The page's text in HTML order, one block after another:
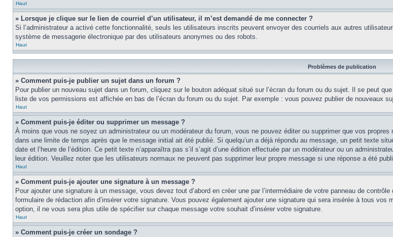
Haut
» Lorsque je clique sur le lien de courriel d’un utilisateur, il m’est demandé de me connecter ?
Si l’administrateur a activé cette fonctionnalité, seuls les utilisateurs inscrits peuvent envoyer des courriels aux autres
système de messagerie électronique par des utilisateurs anonymes ou des robots.
Haut
Problèmes de publication
» Comment puis-je publier un sujet dans un forum ?
Pour publier un nouveau sujet dans un forum, cliquez sur le bouton adéquat situé sur l’écran du forum ou du sujet. Il se peut
liste de vos permissions est affichée en bas de l’écran du forum ou du sujet. Par exemple : vous pouvez publier de nouveaux
Haut
» Comment puis-je éditer ou supprimer un message ?
À moins que vous ne soyez un administrateur ou un modérateur du forum, vous ne pouvez éditer ou supprimer que vos
dans une limite de temps après que le message initial ait été publié. Si quelqu’un a déjà répondu au message, un petit texte
date et l’heure de l’édition. Ce petit texte n’apparaîtra pas s’il s’agit d’une édition effectuée par un modérateur ou un
leur édition. Veuillez noter que les utilisateurs normaux ne peuvent pas supprimer leur propre message si une réponse a été
Haut
» Comment puis-je ajouter une signature à un message ?
Pour ajouter une signature à un message, vous devez tout d’abord en créer une par l’intermédiaire de votre panneau de
formulaire de rédaction afin d’insérer votre signature. Vous pouvez également ajouter une signature qui sera insérée à tous
option, il ne vous sera plus utile de spécifier sur chaque message votre souhait d’insérer votre signature.
Haut
» Comment puis-je créer un sondage ?